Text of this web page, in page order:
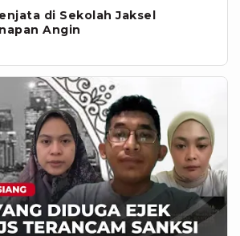
di Sekolah Jaksel
Angin